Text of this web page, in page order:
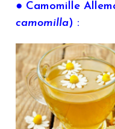
● Camomille
camomilla) :